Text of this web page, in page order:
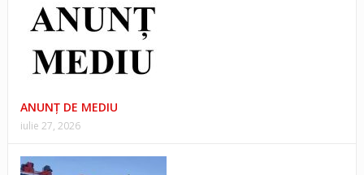
ANUNŢ DE MEDIU
iulie 27, 2026